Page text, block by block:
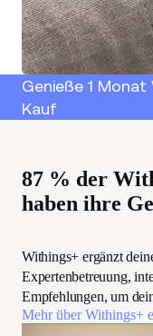
Genieße 1
Kauf
87 % der
haben ihre
Withings+ ergänzt
Expertenbetreuung,
Empfehlungen, um
Mehr über Withings+